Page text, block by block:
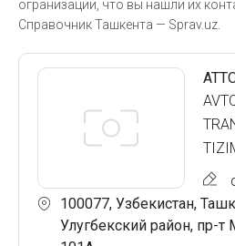
огранизации, что вы нашли их
Справочник Ташкента — Sprav.uz.
100077, Узбекистан,
Улугбекский район, пр-т